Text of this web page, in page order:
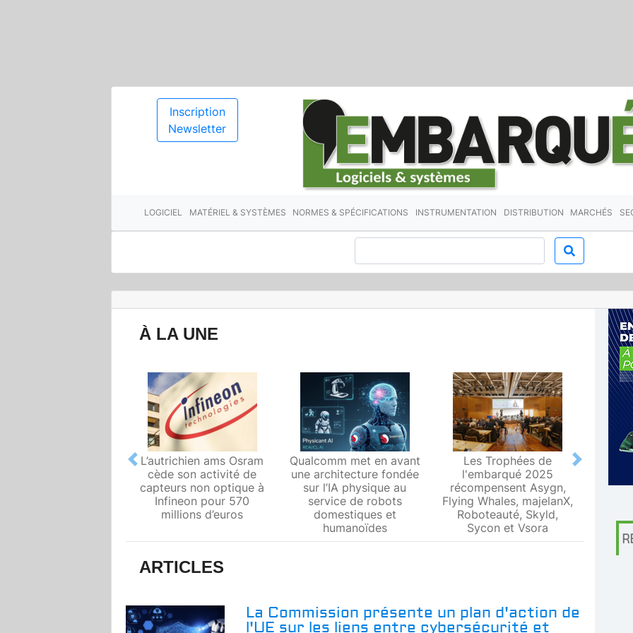
Inscription
Newsletter
LOGICIEL MATÉRIEL & SYSTÈMES NORMES & SPÉCIFICATIONS INSTRUMENTATION DISTRIBUTION MARCHÉS
À LA UNE
L’autrichien ams Osram
cède son activité de
capteurs non optique à
Infineon pour 570
millions d’euros
Qualcomm met en avant
une architecture fondée
sur l’IA physique au
service de robots
domestiques et
humanoïdes
Les Trophées de
l'embarqué 2025
récompensent Asygn,
Flying Whales, majelanX,
Roboteauté, Skyld,
Sycon et Vsora
Le
Previous Next
ARTICLES
La Commission présente un plan d'action de
l'UE sur les liens entre cybersécurité et